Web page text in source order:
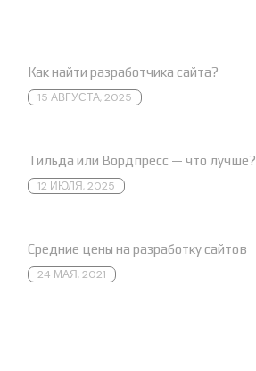
Как найти разработчика сайта?
15 АВГУСТА, 2025
Тильда или Вордпресс — что лучше?
12 ИЮЛЯ, 2025
Средние цены на разработку сайтов
24 МАЯ, 2021